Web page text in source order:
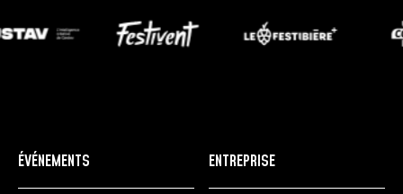
ÉVÉNEMENTS ENTREPRISE